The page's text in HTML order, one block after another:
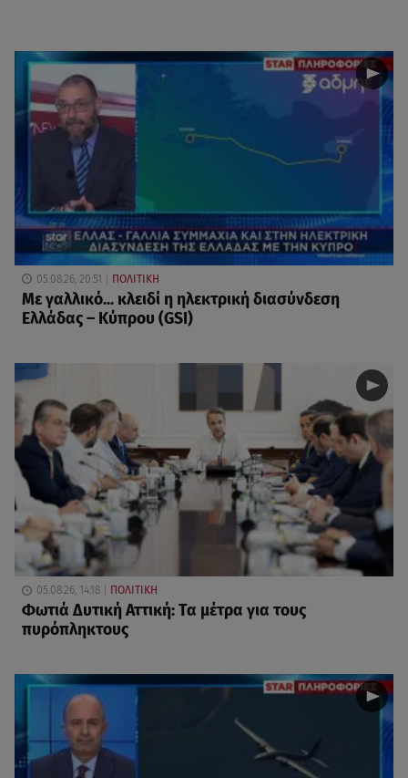
05.08.26, 20:51 ΠΟΛΙΤΙΚΗ
Με γαλλικό... κλειδί η ηλεκτρική διασύνδεση
Ελλάδας – Κύπρου (GSI)
05.08.26, 14:18 ΠΟΛΙΤΙΚΗ
Φωτιά Δυτική Αττική: Τα μέτρα για τους
πυρόπληκτους